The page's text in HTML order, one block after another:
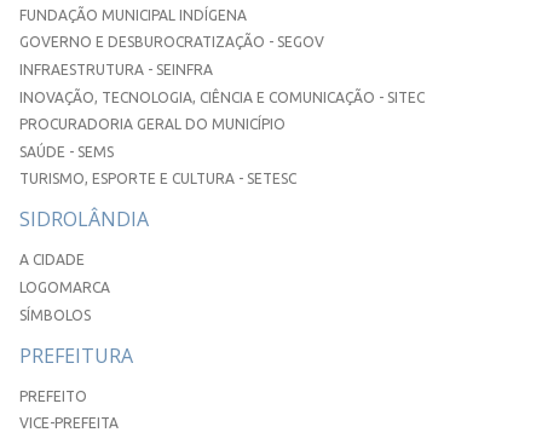
FUNDAÇÃO MUNICIPAL INDÍGENA
GOVERNO E DESBUROCRATIZAÇÃO - SEGOV
INFRAESTRUTURA - SEINFRA
INOVAÇÃO, TECNOLOGIA, CIÊNCIA E COMUNICAÇÃO - SITEC
PROCURADORIA GERAL DO MUNICÍPIO
SAÚDE - SEMS
TURISMO, ESPORTE E CULTURA - SETESC
SIDROLÂNDIA
A CIDADE
LOGOMARCA
SÍMBOLOS
PREFEITURA
PREFEITO
VICE-PREFEITA